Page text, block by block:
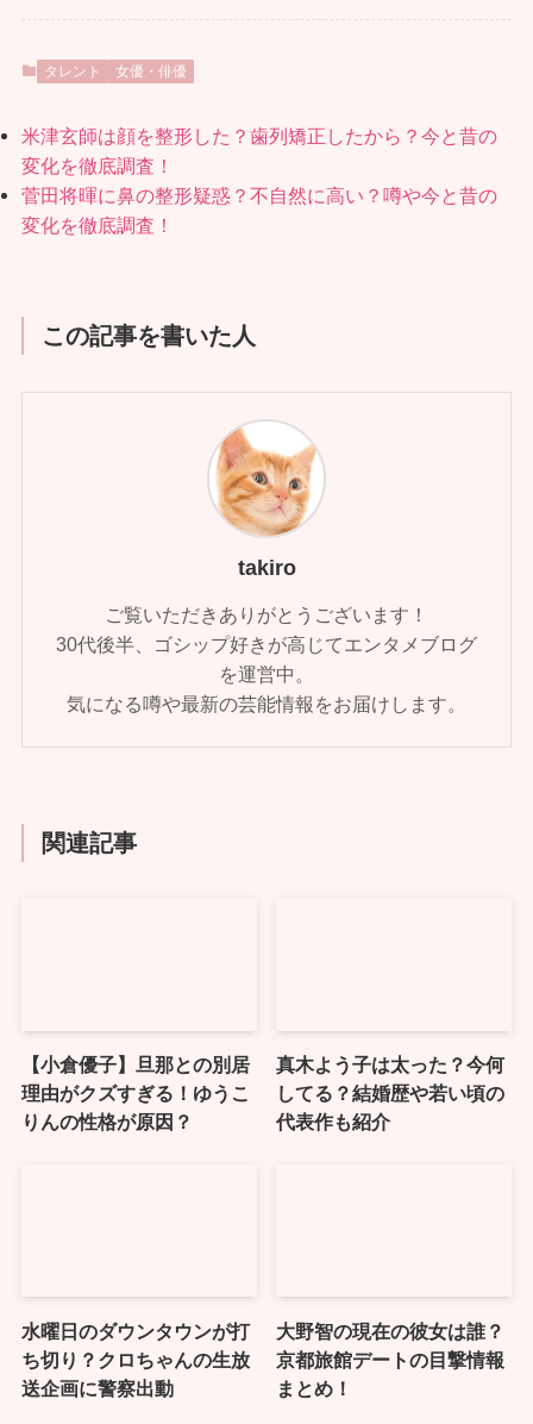
タレント 女優・俳優
米津玄師は顔を整形した？歯列矯正したから？今と昔の
変化を徹底調査！
菅田将暉に鼻の整形疑惑？不自然に高い？噂や今と昔の
変化を徹底調査！
この記事を書いた人
takiro
ご覧いただきありがとうございます！
30代後半、ゴシップ好きが高じてエンタメブログ
を運営中。
気になる噂や最新の芸能情報をお届けします。
関連記事
【小倉優子】旦那との別居
理由がクズすぎる！ゆうこ
りんの性格が原因？
真木よう子は太った？今何
してる？結婚歴や若い頃の
代表作も紹介
水曜日のダウンタウンが打
ち切り？クロちゃんの生放
送企画に警察出動
大野智の現在の彼女は誰？
京都旅館デートの目撃情報
まとめ！